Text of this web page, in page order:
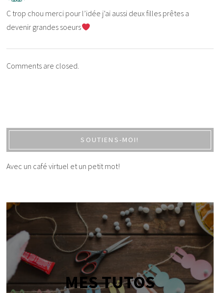
C trop chou merci pour l’idée j’ai aussi deux filles prêtes a
devenir grandes soeurs
Comments are closed.
SOUTIENS-MOI!
Avec un café virtuel et un petit mot!
MES TUTOS